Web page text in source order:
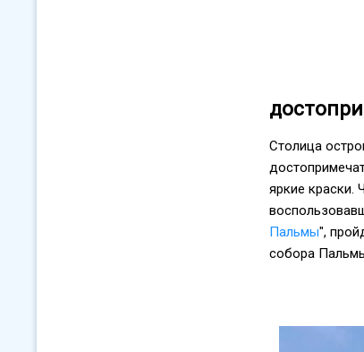
Столица
яркие краски.
Пальмы",
собора